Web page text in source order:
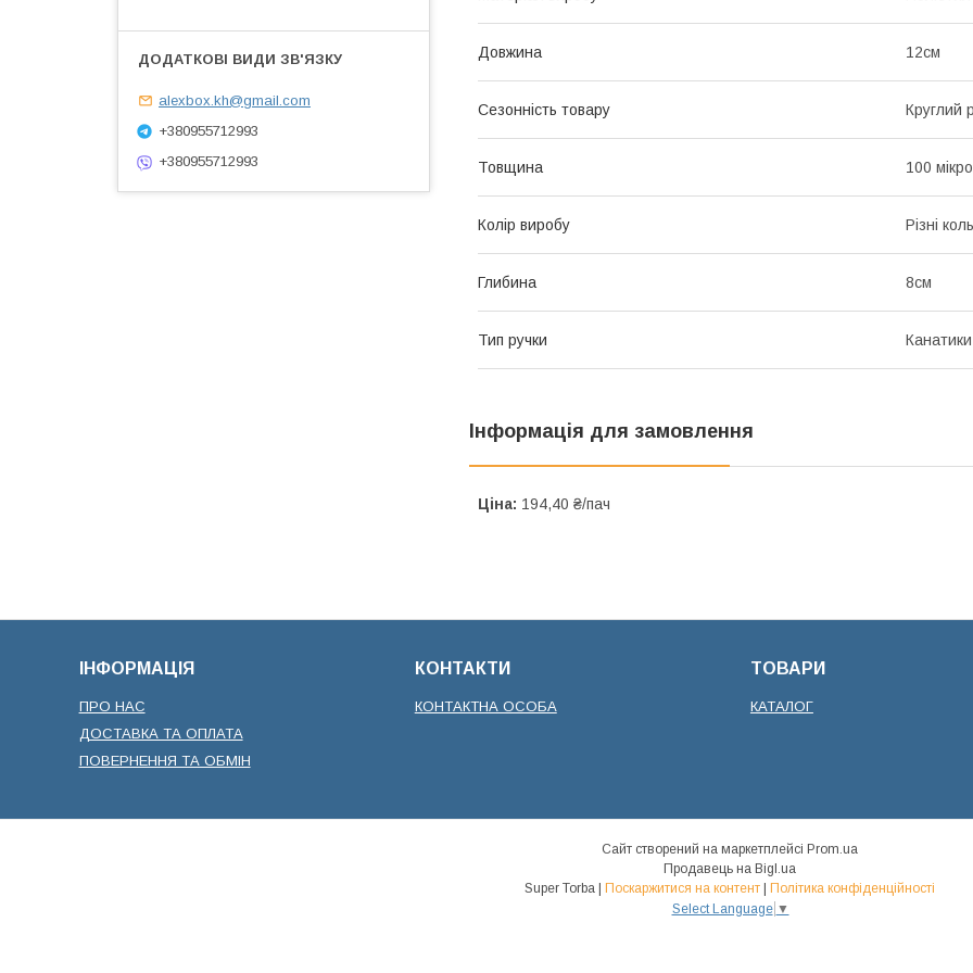
Довжина 12см
Сезонність товару Круглий
Товщина 100
Колір виробу Різні
Глибина 8см
Тип ручки Канатики
Інформація для замовлення
Ціна: 194,40 ₴/пач
alexbox.kh@gmail.com
+380955712993
+380955712993
ІНФОРМАЦІЯ
ПРО НАС
ДОСТАВКА ТА ОПЛАТА
ПОВЕРНЕННЯ ТА ОБМІН
КОНТАКТИ
КОНТАКТНА ОСОБА
ТОВАРИ
КАТАЛОГ
Сайт створений на маркетплейсі Prom.ua
Продавець на Bigl.ua
Поскаржитися на контент
Політика конфіденційності
Select Language ▼